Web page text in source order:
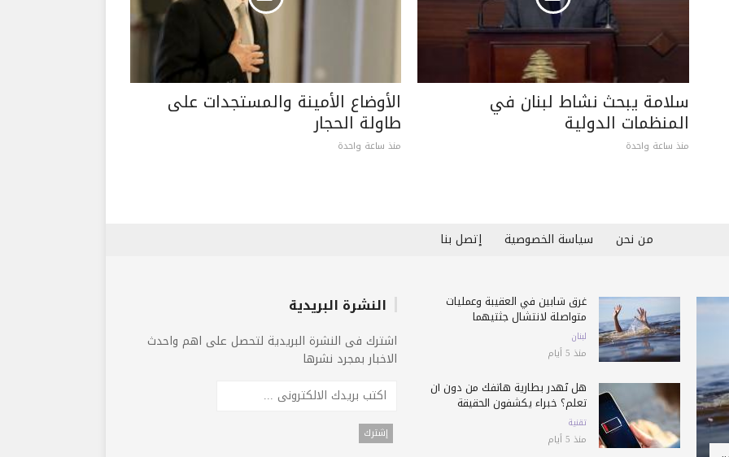
سلامة يبحث نشاط لبنان في
المنظمات الدولية
منذ ساعة واحدة
الأوضاع الأمينة والمستجدات على
طاولة الحجار
منذ ساعة واحدة
من نحن سياسة الخصوصية إتصل بنا
غرق شابين في العقيبة وعمليات
متواصلة لانتشال جثتيهما
لبنان
منذ 5 أيام
هل تُهدر بطارية هاتفك من دون أن
تعلم؟ خبراء يكشفون الحقيقة
تقنية
منذ 5 أيام
النشرة البريدية
اشترك فى النشرة البريدية لتحصل على اهم واحدث
الاخبار بمجرد نشرها